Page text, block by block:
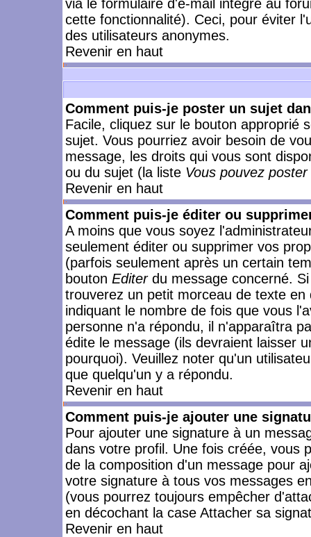
via le formulaire d'e-mail intégré au
cette fonctionnalité). Ceci, pour éviter
des utilisateurs anonymes.
Revenir en haut
Comment puis-je poster un sujet
Facile, cliquez sur le bouton approprié
sujet. Vous pourriez avoir besoin de
message, les droits qui vous sont
ou du sujet (la liste Vous pouvez
Revenir en haut
Comment puis-je éditer ou
A moins que vous soyez
seulement éditer ou supprimer vos
(parfois seulement après un certain
bouton Editerdu message concerné.
trouverez un petit morceau de texte
indiquant le nombre de fois que vous
personne n'a répondu, il n'apparaîtra
édite le message (ils devraient laisser
pourquoi). Veuillez noter qu'un
que quelqu'un y a répondu.
Revenir en haut
Comment puis-je ajouter une
Pour ajouter une signature à un
dans votre profil. Une fois créée, vous
de la composition d'un message pour
votre signature à tous vos messages
(vous pourrez toujours empêcher
en décochant la case Attacher sa
Revenir en haut